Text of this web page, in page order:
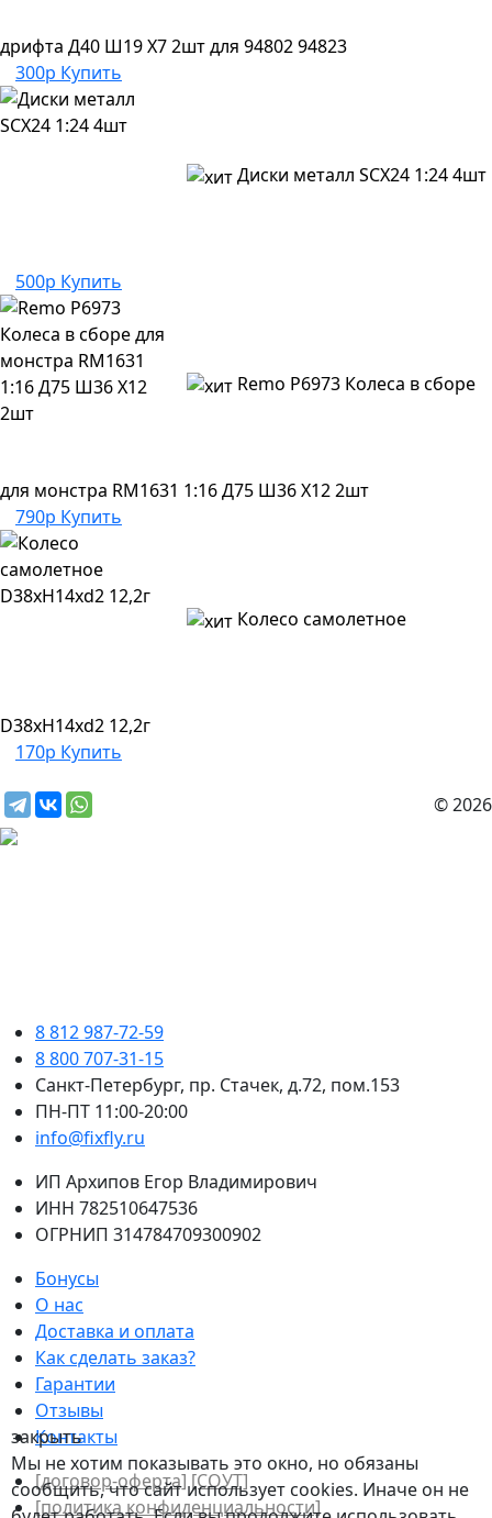
закрыть
Мы не хотим показывать это окно, но обязаны
сообщить, что сайт использует cookies. Иначе он не
дрифта Д40 Ш19 Х7 2шт для 94802 94823
300р Купить
Диски металл SCX24 1:24 4шт
500р Купить
Remo P6973 Колеса в сборе
для монстра RM1631 1:16 Д75 Ш36 Х12 2шт
790р Купить
Колесо самолетное
D38xH14xd2 12,2г
170р Купить
© 2026
8 812 987-72-59
8 800 707-31-15
Санкт-Петербург, пр. Стачек, д.72, пом.153
ПН-ПТ 11:00-20:00
info@fixfly.ru
ИП Архипов Егор Владимирович
ИНН 782510647536
ОГРНИП 314784709300902
Бонусы
О нас
Доставка и оплата
Как сделать заказ?
Гарантии
Отзывы
Контакты
[договор-оферта] [СОУТ]
[политикa конфиденциальности]